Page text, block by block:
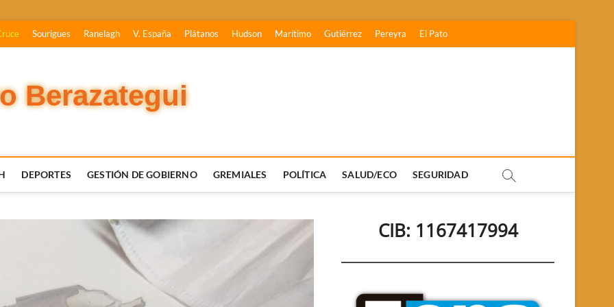
Sourigues Ranelagh V. España Plátanos Hudson Marítimo Gutiérrez Pereyra El Pato
Berazategui
DEPORTES GESTIÓN DE GOBIERNO GREMIALES POLÍTICA SALUD/ECO SEGURIDAD
CIB: 1167417994